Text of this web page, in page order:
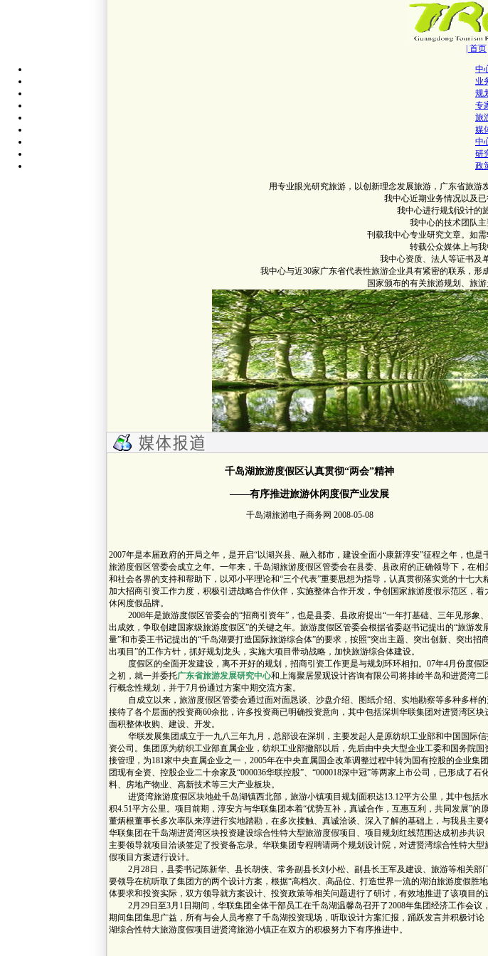
| 首页
中
业
规
专
旅
媒
中
研
政
用专业眼光研究旅游，以创新理念发展旅游，广东省旅游
我中心近期业务情况以及
我中心进行规划设计的
我中心的技术团队
刊载我中心专业研究文章。如
转载公众媒体上与
我中心资质、法人等证书及
我中心与近30家广东省代表性旅游企业具有紧密的联系，
国家颁布的有关旅游规划、旅
千岛湖旅游度假区认真贯彻“两会”精神
——有序推进旅游休闲度假产业发展
千岛湖旅游电子商务网 2008-05-08
2007年是本届政府的开局之年，是开启“以湖兴县、融入都市，建设全面小康新淳安”征程之年，也是
旅游度假区管委会成立之年。一年来，千岛湖旅游度假区管委会在县委、县政府的正确领导下，在相
和社会各界的支持和帮助下，以邓小平理论和“三个代表”重要思想为指导，认真贯彻落实党的十七大
加大招商引资工作力度，积极引进战略合作伙伴，实施整体合作开发，争创国家旅游度假示范区，着
休闲度假品牌。
2008年是旅游度假区管委会的“招商引资年”，也是县委、县政府提出“一年打基础、三年见形象
出成效，争取创建国家级旅游度假区”的关键之年。旅游度假区管委会根据省委赵书记提出的“旅游发
量”和市委王书记提出的“千岛湖要打造国际旅游综合体”的要求，按照“突出主题、突出创新、突出招
出项目”的工作方针，抓好规划龙头，实施大项目带动战略，加快旅游综合体建设。
度假区的全面开发建设，离不开好的规划，招商引资工作更是与规划环环相扣。07年4月份度假
之初，就一并委托广东省旅游发展研究中心和上海聚居景观设计咨询有限公司将排岭半岛和进贤湾二
行概念性规划，并于7月份通过方案中期交流方案。
自成立以来，旅游度假区管委会通过面对面恳谈、沙盘介绍、图纸介绍、实地勘察等多种多样的
接待了各个层面的投资商60余批，许多投资商已明确投资意向，其中包括深圳华联集团对进贤湾区块
面积整体收购、建设、开发。
华联发展集团成立于一九八三年九月，总部设在深圳，主要发起人是原纺织工业部和中国国际信
资公司。集团原为纺织工业部直属企业，纺织工业部撤部以后，先后由中央大型企业工委和国务院国
接管理，为181家中央直属企业之一，2005年在中央直属国企改革调整过程中转为国有控股的企业集
团现有全资、控股企业二十余家及“000036华联控股”、“000018深中冠”等两家上市公司，已形成了石
料、房地产物业、高新技术等三大产业板块。
进贤湾旅游度假区块地处千岛湖镇西北部，旅游小镇项目规划面积达13.12平方公里，其中包括
积4.51平方公里。项目前期，淳安方与华联集团本着“优势互补，真诚合作，互惠互利，共同发展”的原
董炳根董事长多次率队来淳进行实地踏勘，在多次接触、真诚洽谈、深入了解的基础上，与我县主要
华联集团在千岛湖进贤湾区块投资建设综合性特大型旅游度假项目、项目规划红线范围达成初步共识
主要领导就项目洽谈签定了投资备忘录。华联集团专程聘请两个规划设计院，对进贤湾综合性特大型
假项目方案进行设计。
2月28日，县委书记陈新华、县长胡侠、常务副县长刘小松、副县长王军及建设、旅游等相关部
要领导在杭听取了集团方的两个设计方案，根据“高档次、高品位、打造世界一流的湖泊旅游度假胜
体要求和投资实际，双方领导就方案设计、投资政策等相关问题进行了研讨，有效地推进了该项目的
2月29日至3月1日期间，华联集团全体干部员工在千岛湖温馨岛召开了2008年集团经济工作会议
期间集团集思广益，所有与会人员考察了千岛湖投资现场，听取设计方案汇报，踊跃发言并积极讨论
湖综合性特大旅游度假项目进贤湾旅游小镇正在双方的积极努力下有序推进中。